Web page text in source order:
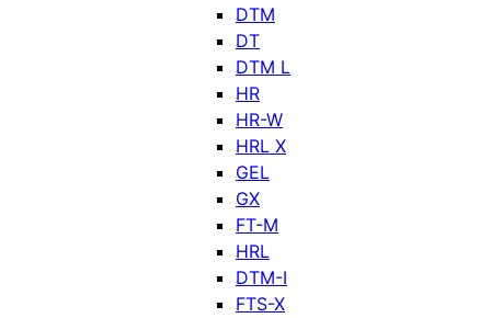
DTM
DT
DTM L
HR
HR-W
HRL X
GEL
GX
FT-M
HRL
DTM-I
FTS-X